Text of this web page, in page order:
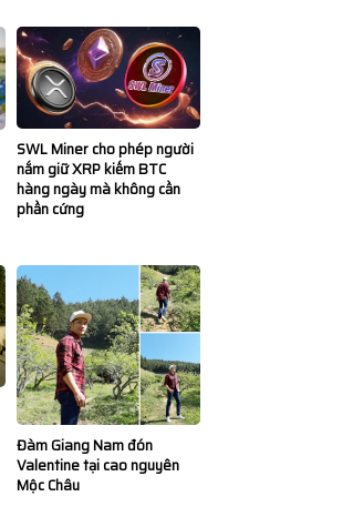
SWL Miner cho phép người
nắm giữ XRP kiếm BTC
hàng ngày mà không cần
phần cứng
Đàm Giang Nam đón
Valentine tại cao nguyên
Mộc Châu